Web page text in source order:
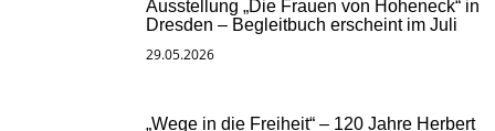
Ausstellung „Die Frauen von Hoheneck“ in
Dresden – Begleitbuch erscheint im Juli
29.05.2026
„Wege in die Freiheit“ – 120 Jahre Herbert